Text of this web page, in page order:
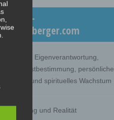
–
Eigenverantwortung,
Selbstbestimmung, persönliche
und spirituelles Wachstum
und Realität